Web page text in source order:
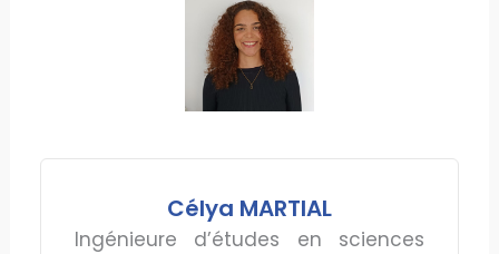
Célya MARTIAL
Ingénieure d’études en sciences